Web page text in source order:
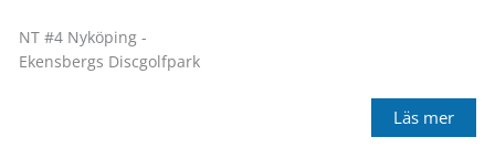
NT #4 Nyköping -
Ekensbergs Discgolfpark
Läs mer